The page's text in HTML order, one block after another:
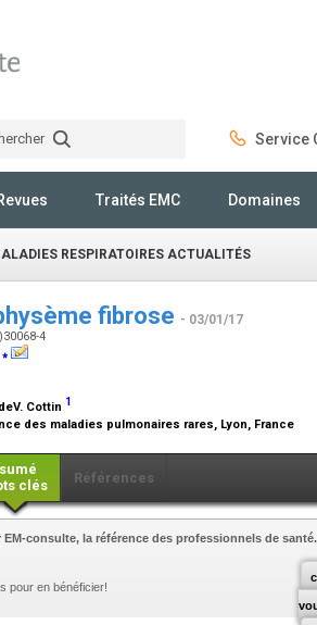
Service
Traités EMC Domaines
RESPIRATOIRES ACTUALITÉS
fibrose - 03/01/17
4
⁎
Cottin 1
des maladies pulmonaires rares, Lyon, France
clés
Références
EM-consulte, la référence des professionnels de santé.
pour en bénéficier!